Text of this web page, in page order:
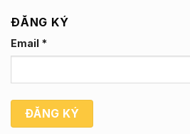
ĐĂNG KÝ
Email *
ĐĂNG KÝ